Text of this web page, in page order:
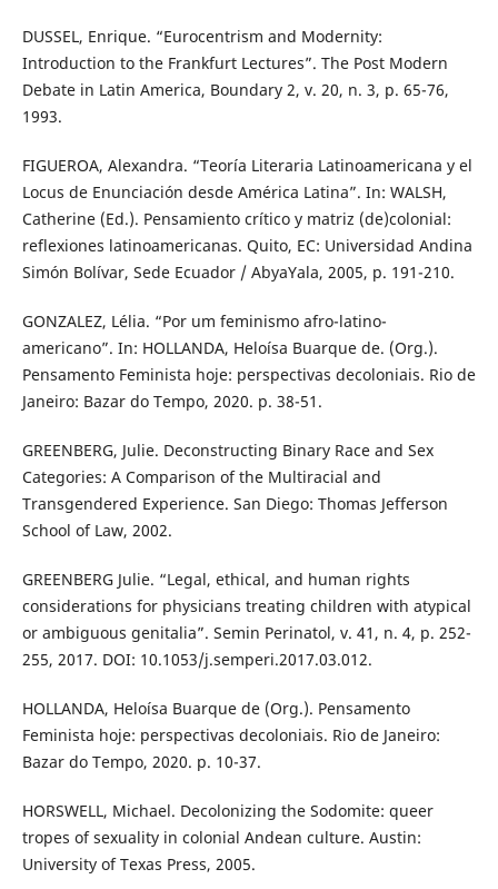
DUSSEL, Enrique. “Eurocentrism and Modernity:
Introduction to the Frankfurt Lectures”. The Post Modern
Debate in Latin America, Boundary 2, v. 20, n. 3, p. 65-76,
1993.
FIGUEROA, Alexandra. “Teoría Literaria Latinoamericana y el
Locus de Enunciación desde América Latina”. In: WALSH,
Catherine (Ed.). Pensamiento crítico y matriz (de)colonial:
reflexiones latinoamericanas. Quito, EC: Universidad Andina
Simón Bolívar, Sede Ecuador / AbyaYala, 2005, p. 191-210.
GONZALEZ, Lélia. “Por um feminismo afro-latino-
americano”. In: HOLLANDA, Heloísa Buarque de. (Org.).
Pensamento Feminista hoje: perspectivas decoloniais. Rio de
Janeiro: Bazar do Tempo, 2020. p. 38-51.
GREENBERG, Julie. Deconstructing Binary Race and Sex
Categories: A Comparison of the Multiracial and
Transgendered Experience. San Diego: Thomas Jefferson
School of Law, 2002.
GREENBERG Julie. “Legal, ethical, and human rights
considerations for physicians treating children with atypical
or ambiguous genitalia”. Semin Perinatol, v. 41, n. 4, p. 252-
255, 2017. DOI: 10.1053/j.semperi.2017.03.012.
HOLLANDA, Heloísa Buarque de (Org.). Pensamento
Feminista hoje: perspectivas decoloniais. Rio de Janeiro:
Bazar do Tempo, 2020. p. 10-37.
HORSWELL, Michael. Decolonizing the Sodomite: queer
tropes of sexuality in colonial Andean culture. Austin:
University of Texas Press, 2005.